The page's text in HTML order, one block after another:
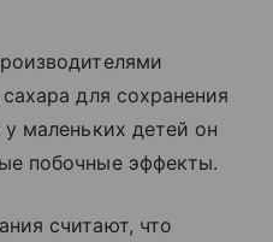
для сохранения
маленьких детей он
побочные эффекты.
считают, что